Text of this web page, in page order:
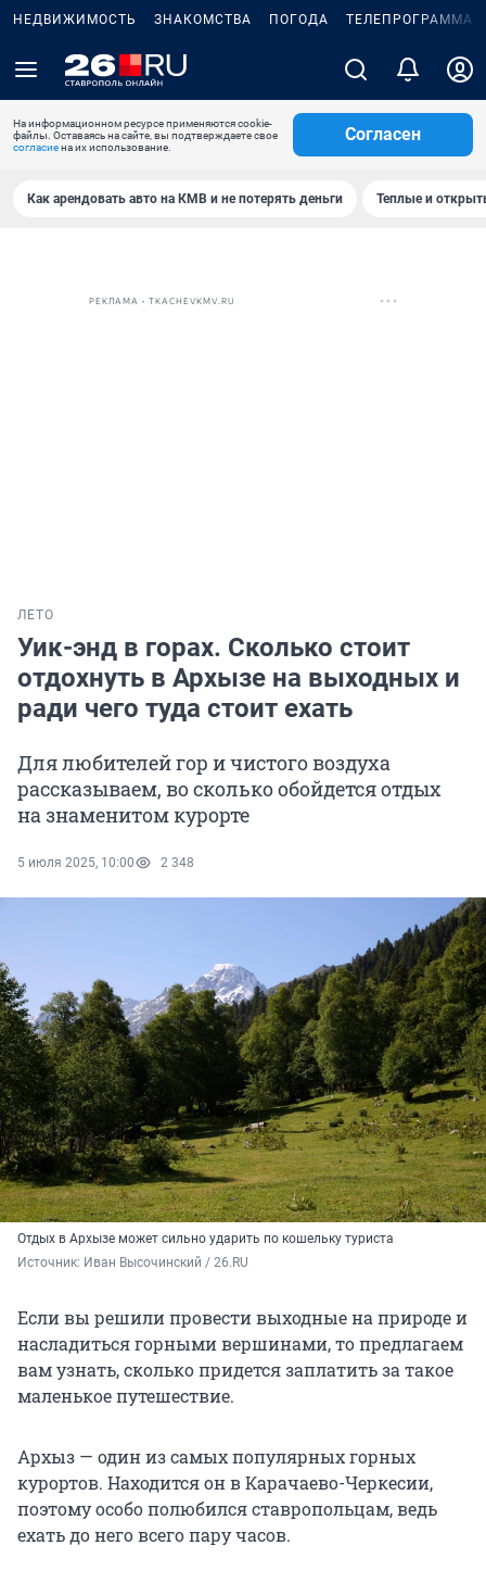
НЕДВИЖИМОСТЬ ЗНАКОМСТВА ПОГОДА ТЕЛЕПРОГРАММА
На информационном ресурсе применяются cookie-
файлы. Оставаясь на сайте, вы подтверждаете свое
согласиена их использование.
Согласен
Как арендовать авто на КМВ и не потерять деньги Теплые и
РЕКЛАМА • TKACHEVKMV.RU
ЛЕТО
Уик-энд в горах. Сколько стоит
отдохнуть в Архызе на выходных и
ради чего туда стоит ехать
Для любителей гор и чистого воздуха
рассказываем, во сколько обойдется отдых
на знаменитом курорте
5 июля 2025, 10:00 2 348
Отдых в Архызе может сильно ударить по кошельку туриста
Источник: Иван Высочинский / 26.RU
Если вы решили провести выходные на природе и
насладиться горными вершинами, то предлагаем
вам узнать, сколько придется заплатить за такое
маленькое путешествие.
Архыз — один из самых популярных горных
курортов. Находится он в Карачаево-Черкесии,
поэтому особо полюбился ставропольцам, ведь
ехать до него всего пару часов.